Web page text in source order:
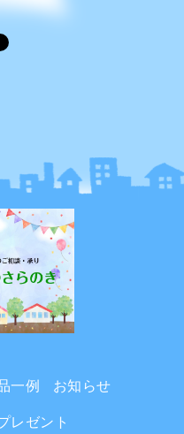
一例 お知らせ
レゼント